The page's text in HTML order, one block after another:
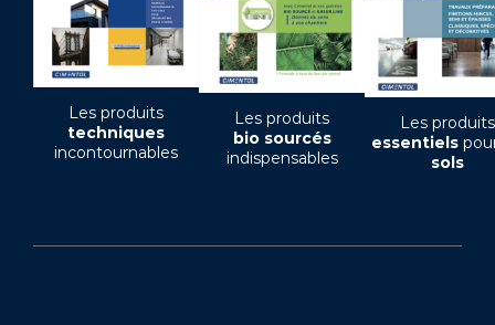
Les produits
techniques
incontournables
Les produits
bio sourcés
indispensables
Les produits
essentiels
sols